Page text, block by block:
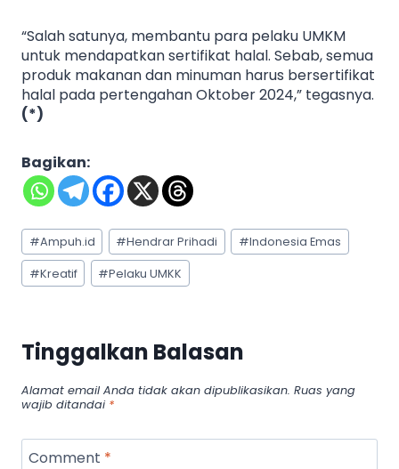
“Salah satunya, membantu para pelaku UMKM
untuk mendapatkan sertifikat halal. Sebab, semua
produk makanan dan minuman harus bersertifikat
halal pada pertengahan Oktober 2024,” tegasnya.
(*)
Bagikan:
Post
Tags:
#Ampuh.id #Hendrar Prihadi #Indonesia Emas
#Kreatif #Pelaku UMKK
Tinggalkan Balasan
Alamat email Anda tidak akan dipublikasikan. Ruas yang
wajib ditandai *
Comment *